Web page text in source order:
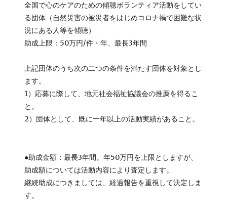
全国で心のケアのための傾聴ボランティア活動をしてい
る団体（自然災害の被災者をはじめコロナ禍で困難な状
況にある人等を傾聴）
助成上限：50万円/件・年、最長3年間
上記団体のうち次の二つの条件を満たす団体を対象とし
ます。
1）応募に際して、地元社会福祉協議会の推薦を得るこ
と。
2）団体として、既に一年以上の活動実績があること。
●助成金額：最長3年間。年50万円を上限としますが、
助成額については活動内容により査定します。
継続助成につきましては、経過報告を重視して決定しま
す。